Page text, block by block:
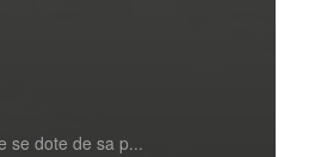
se dote de sa p...